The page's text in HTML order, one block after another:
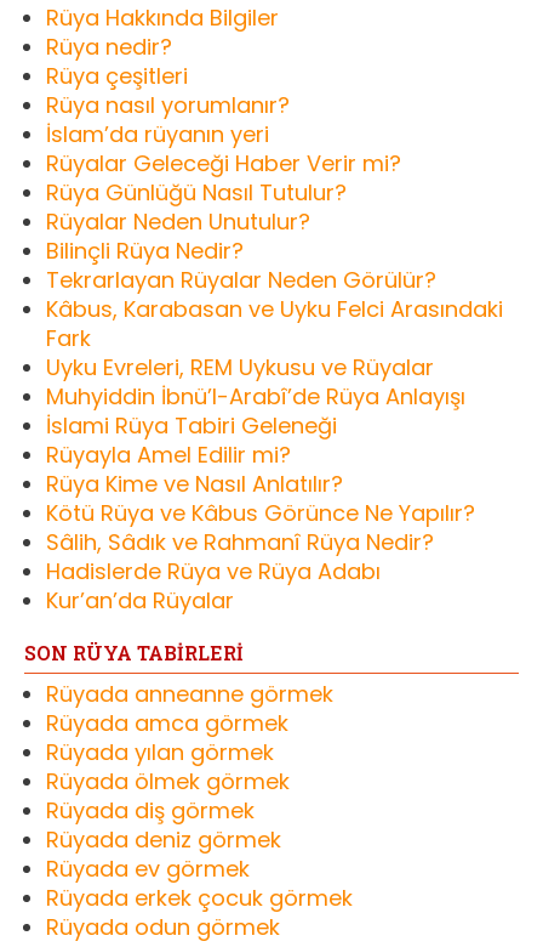
Rüya Hakkında Bilgiler
Rüya nedir?
Rüya çeşitleri
Rüya nasıl yorumlanır?
İslam’da rüyanın yeri
Rüyalar Geleceği Haber Verir mi?
Rüya Günlüğü Nasıl Tutulur?
Rüyalar Neden Unutulur?
Bilinçli Rüya Nedir?
Tekrarlayan Rüyalar Neden Görülür?
Kâbus, Karabasan ve Uyku Felci Arasındaki
Fark
Uyku Evreleri, REM Uykusu ve Rüyalar
Muhyiddin İbnü’l-Arabî’de Rüya Anlayışı
İslami Rüya Tabiri Geleneği
Rüyayla Amel Edilir mi?
Rüya Kime ve Nasıl Anlatılır?
Kötü Rüya ve Kâbus Görünce Ne Yapılır?
Sâlih, Sâdık ve Rahmanî Rüya Nedir?
Hadislerde Rüya ve Rüya Adabı
Kur’an’da Rüyalar
SON RÜYA TABİRLERİ
Rüyada anneanne görmek
Rüyada amca görmek
Rüyada yılan görmek
Rüyada ölmek görmek
Rüyada diş görmek
Rüyada deniz görmek
Rüyada ev görmek
Rüyada erkek çocuk görmek
Rüyada odun görmek